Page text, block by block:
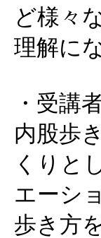
ど様々
理解に
・受講
内股歩
くりと
エーシ
歩き方